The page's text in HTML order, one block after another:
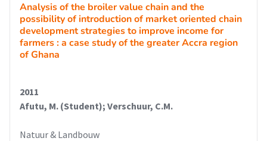
Analysis of the broiler value chain and the
possibility of introduction of market oriented chain
development strategies to improve income for
farmers : a case study of the greater Accra region
of Ghana
2011
Afutu, M. (Student); Verschuur, C.M.
Natuur & Landbouw